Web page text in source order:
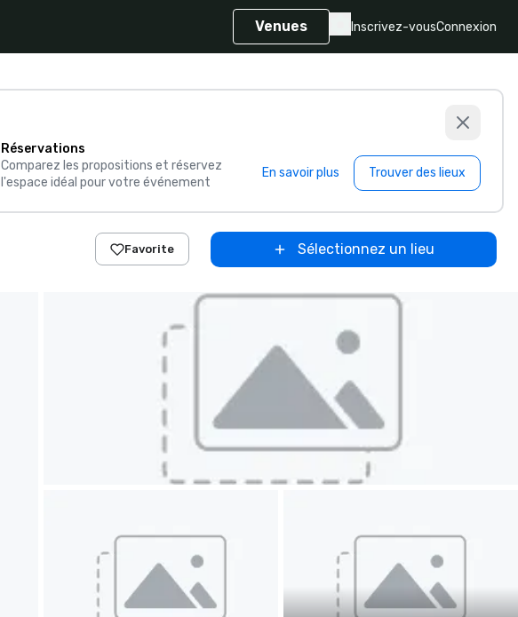
Venues Inscrivez-vousConnexion
Réservations
Comparez les propositions et réservez
l'espace idéal pour votre événement
En savoir plus Trouver des lieux
Favorite Sélectionnez un lieu